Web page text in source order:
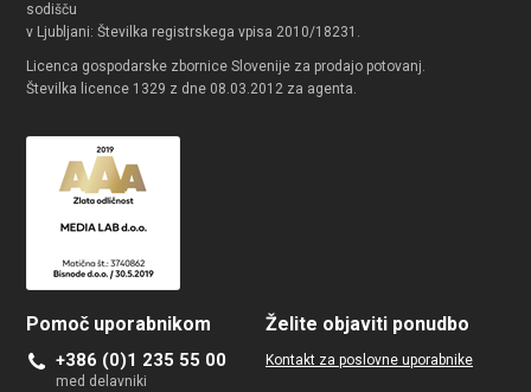
sodišču
v Ljubljani: Številka registrskega vpisa 2010/18231.
Licenca gospodarske zbornice Slovenije za prodajo potovanj.
Številka licence 1329 z dne 08.03.2012 za agenta.
Pomoč uporabnikom
+386 (0)1 235 55 00
med delavniki
Želite objaviti ponudbo
Kontakt za poslovne uporabnike